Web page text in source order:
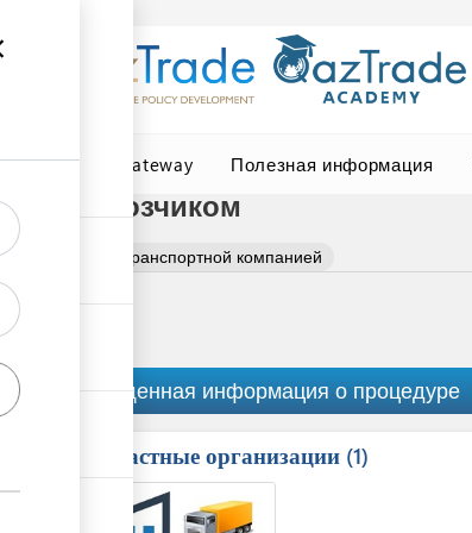
Central Asia Gateway Полезная информация
перевозчиком
договора с транспортной компанией
Обобщенная информация о процедуре
Причастные организации 1